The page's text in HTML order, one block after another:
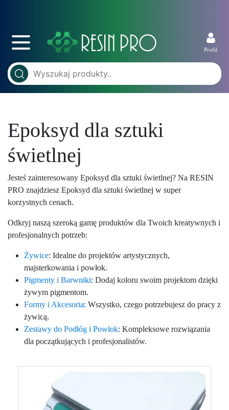
Profil
Epoksyd dla sztuki
świetlnej
Jesteś zainteresowany Epoksyd dla sztuki świetlnej? Na RESIN
PRO znajdziesz Epoksyd dla sztuki świetlnej w super
korzystnych cenach.
Odkryj naszą szeroką gamę produktów dla Twoich kreatywnych i
profesjonalnych potrzeb:
Żywice: Idealne do projektów artystycznych,
majsterkowania i powłok.
Pigmenty i Barwniki: Dodaj koloru swoim projektom dzięki
żywym pigmentom.
Formy i Akcesoria: Wszystko, czego potrzebujesz do pracy z
żywicą.
Zestawy do Podłóg i Powłok: Kompleksowe rozwiązania
dla początkujących i profesjonalistów.